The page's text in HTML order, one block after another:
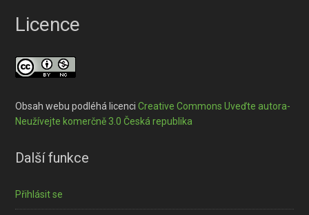
Licence
Obsah webu podléhá licenciCreative Commons Uveďte autora-
Neužívejte komerčně 3.0 Česká republika
Další funkce
Přihlásit se